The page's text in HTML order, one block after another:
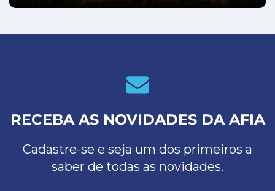
RECEBA AS NOVIDADES DA AFIA
Cadastre-se e seja um dos primeiros a
saber de todas as novidades.